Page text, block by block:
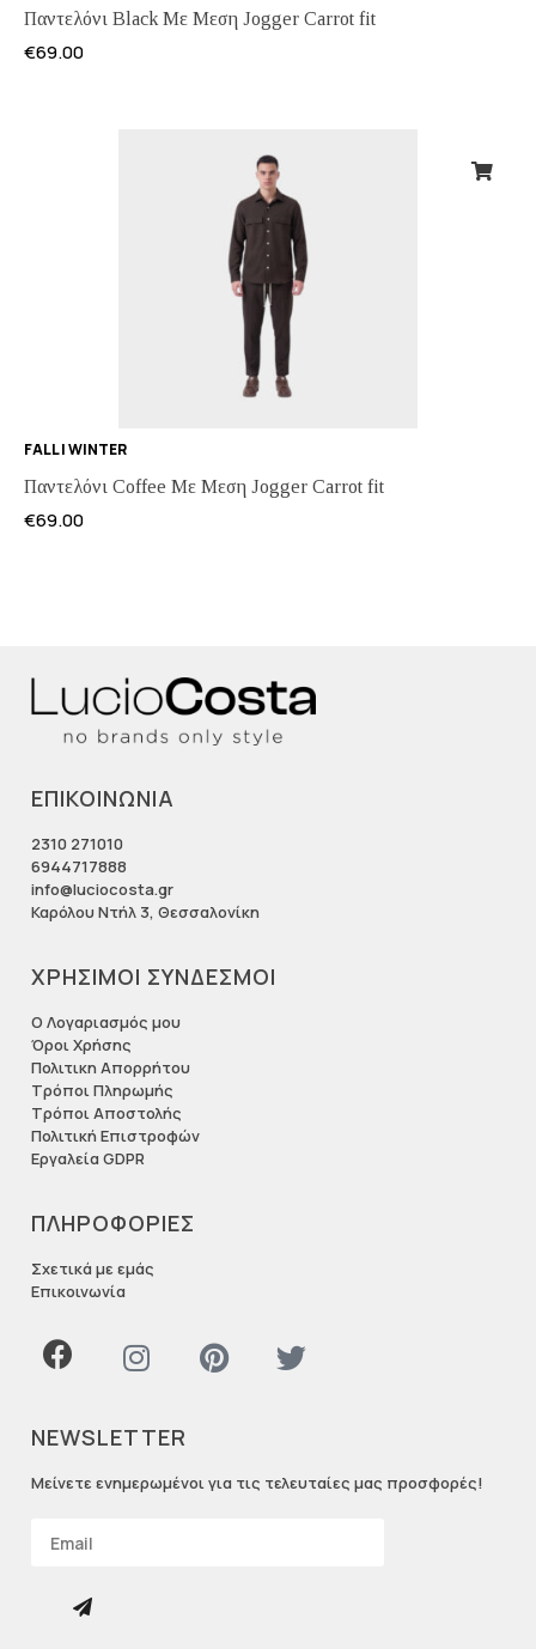
Παντελόνι Black Με Μεση Jogger Carrot fit
€69.00
FALL | WINTER
Παντελόνι Coffee Με Μεση Jogger Carrot fit
€69.00
ΕΠΙΚΟΙΝΩΝΙΑ
2310 271010
6944717888
info@luciocosta.gr
Καρόλου Ντήλ 3, Θεσσαλονίκη
ΧΡΗΣΙΜΟΙ ΣΥΝΔΕΣΜΟΙ
Ο Λογαριασμός μου
Όροι Χρήσης
Πολιτικη Απορρήτου
Τρόποι Πληρωμής
Τρόποι Αποστολής
Πολιτική Επιστροφών
Εργαλεία GDPR
ΠΛΗΡΟΦΟΡΙΕΣ
Σχετικά με εμάς
Επικοινωνία
NEWSLETTER
Μείνετε ενημερωμένοι για τις τελευταίες μας προσφορές!